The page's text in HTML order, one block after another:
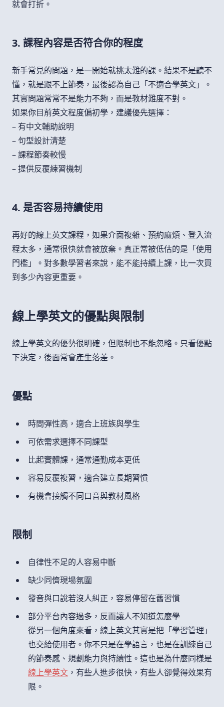
就會打折。
3. 課程內容是否符合你的程度
新手常見的問題，是一開始就挑太難的課。結果不是聽不
懂，就是跟不上節奏，最後認為自己「不適合學英文」。
其實問題常常不是能力不夠，而是教材難度不對。
如果你目前英文程度偏初學，建議優先選擇：
– 有中文輔助說明
– 句型設計清楚
– 課程節奏較慢
– 提供反覆練習機制
4. 是否容易持續使用
再好的線上英文課程，如果介面複雜、預約麻煩、登入流
程太多，通常很快就會被放棄。真正常被低估的是「使用
門檻」。對多數學習者來說，能不能持續上課，比一次買
到多少內容更重要。
線上學英文的優點與限制
線上學英文的優勢很明確，但限制也不能忽略。只看優點
下決定，後面常會產生落差。
優點
時間彈性高，適合上班族與學生
可依需求選擇不同課型
比起實體課，通常通勤成本更低
容易反覆複習，適合建立長期習慣
有機會接觸不同口音與教材風格
限制
自律性不足的人容易中斷
缺少同儕現場氛圍
發音與口說若沒人糾正，容易停留在舊習慣
部分平台內容過多，反而讓人不知道怎麼學
從另一個角度來看，線上英文其實是把「學習管理」
也交給使用者。你不只是在學語言，也是在訓練自己
的節奏感、規劃能力與持續性。這也是為什麼同樣是
線上學英文 ，有些人進步很快，有些人卻覺得效果有
限。